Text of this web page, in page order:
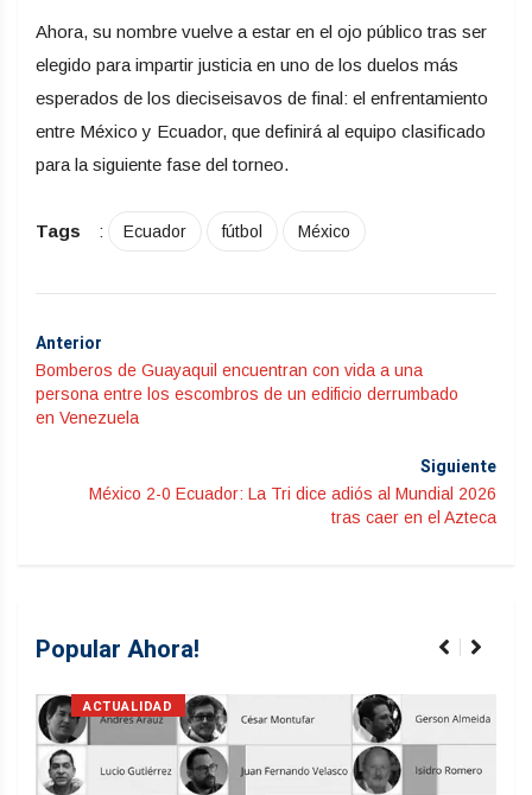
Ahora, su nombre vuelve a estar en el ojo público tras ser
elegido para impartir justicia en uno de los duelos más
esperados de los dieciseisavos de final: el enfrentamiento
entre México y Ecuador, que definirá al equipo clasificado
para la siguiente fase del torneo.
Tags : Ecuador fútbol México
Anterior
Bomberos de Guayaquil encuentran con vida a una
persona entre los escombros de un edificio derrumbado
en Venezuela
Siguiente
México 2-0 Ecuador: La Tri dice adiós al Mundial 2026
tras caer en el Azteca
Popular Ahora!
ACTUALIDAD